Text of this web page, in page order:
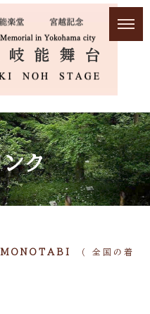
ク
（ 全国の着